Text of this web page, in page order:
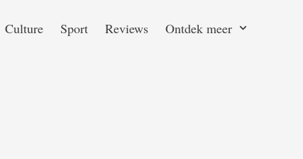
Culture Sport Reviews Ontdek meer